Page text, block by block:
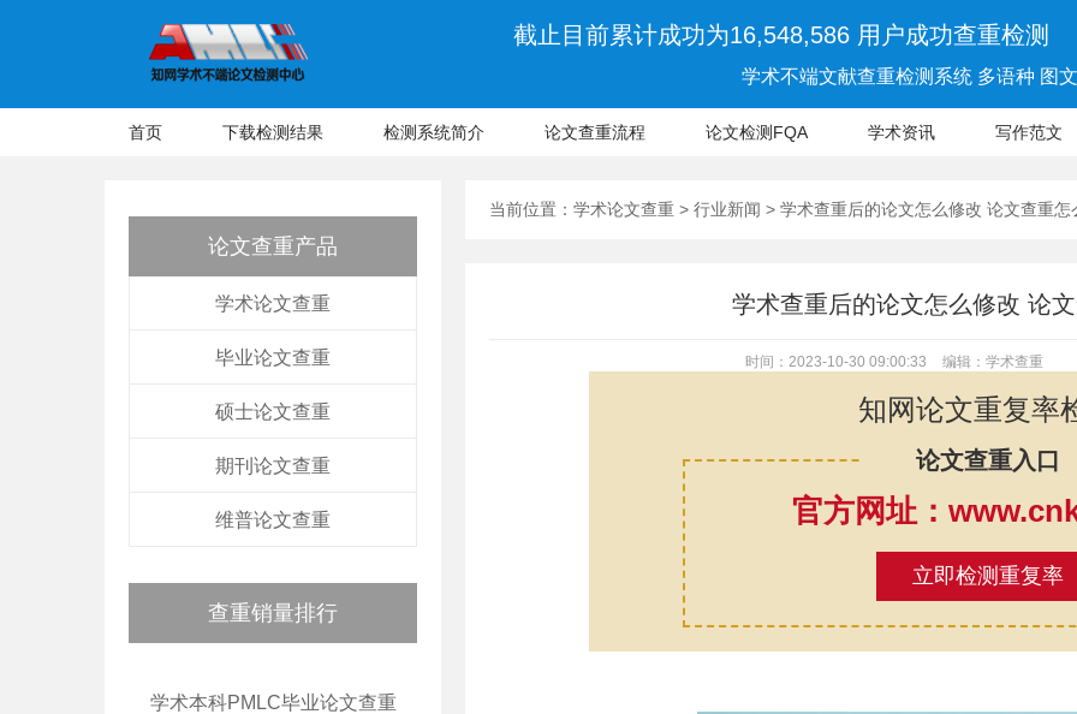
截止目前累计成功为16,548,586 用户成功查重检测
学术不端文献查重检测系统 多语种 图
首页 下载检测结果 检测系统简介 论文查重流程 论文检测FQA 学术资讯 写作范文
论文查重产品
学术论文查重
毕业论文查重
硕士论文查重
期刊论文查重
维普论文查重
查重销量排行
学术本科PMLC毕业论文查重
当前位置： 学术论文查重 > 行业新闻 > 学术查重后的论文怎么修改 论文查重怎
学术查重后的论文怎么修改 论
时间：2023-10-30 09:00:33 编辑：学术查重
知网论文重复率
论文查重入口
官方网址：
立即检测重复率